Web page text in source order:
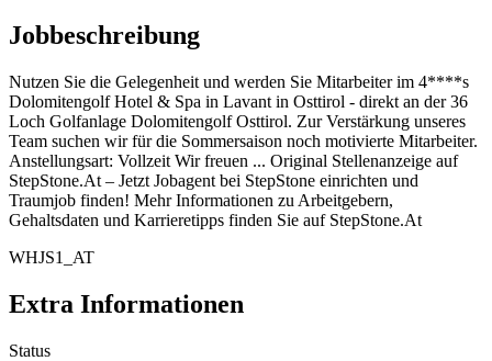
Jobbeschreibung
Nutzen Sie die Gelegenheit und werden Sie Mitarbeiter im 4****s
Dolomitengolf Hotel & Spa in Lavant in Osttirol - direkt an der 36
Loch Golfanlage Dolomitengolf Osttirol. Zur Verstärkung unseres
Team suchen wir für die Sommersaison noch motivierte Mitarbeiter.
Anstellungsart: Vollzeit Wir freuen ... Original Stellenanzeige auf
StepStone.At – Jetzt Jobagent bei StepStone einrichten und
Traumjob finden! Mehr Informationen zu Arbeitgebern,
Gehaltsdaten und Karrieretipps finden Sie auf StepStone.At
WHJS1_AT
Extra Informationen
Status